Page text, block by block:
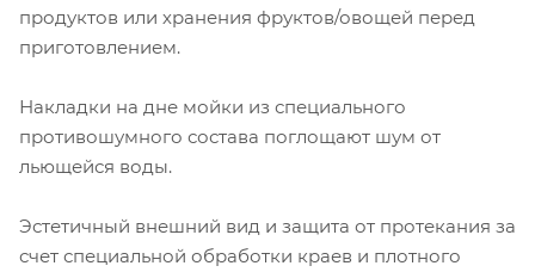
продуктов или хранения фруктов/овощей перед
приготовлением.
Накладки на дне мойки из специального
противошумного состава поглощают шум от
льющейся воды.
Эстетичный внешний вид и защита от протекания за
счет специальной обработки краев и плотного